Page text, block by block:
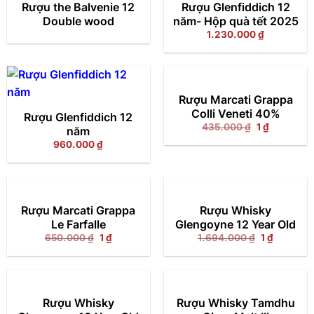
Rượu the Balvenie 12
Double wood
Rượu Glenfiddich 12
năm- Hộp quà tết 2025
1.230.000₫
Rượu Glenfiddich 12
năm
960.000₫
Rượu Marcati Grappa
Colli Veneti 40%
435.000₫ Giá
gốc
là:
1₫Giá
tại
Rượu Marcati Grappa
Le Farfalle
650.000₫ Giá
gốc
là:
1 ₫Giá
hiện
tại
Rượu Whisky
Glengoyne 12 Year Old
1.694.000₫ Giá
gốc
là:
1₫Giá
tại
Rượu Whisky
Rượu Whisky Tamdhu